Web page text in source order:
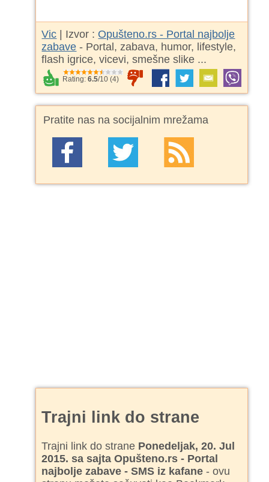
Vic | Izvor : Opušteno.rs - Portal najbolje
zabave - Portal, zabava, humor, lifestyle,
flash igrice, vicevi, smešne slike ...
Rating:6.5/10 (4)
Pratite nas na socijalnim mrežama
Trajni link do strane
Trajni link do strane Ponedeljak, 20. Jul
2015. sa sajta Opušteno.rs - Portal
najbolje zabave - SMS iz kafane - ovu